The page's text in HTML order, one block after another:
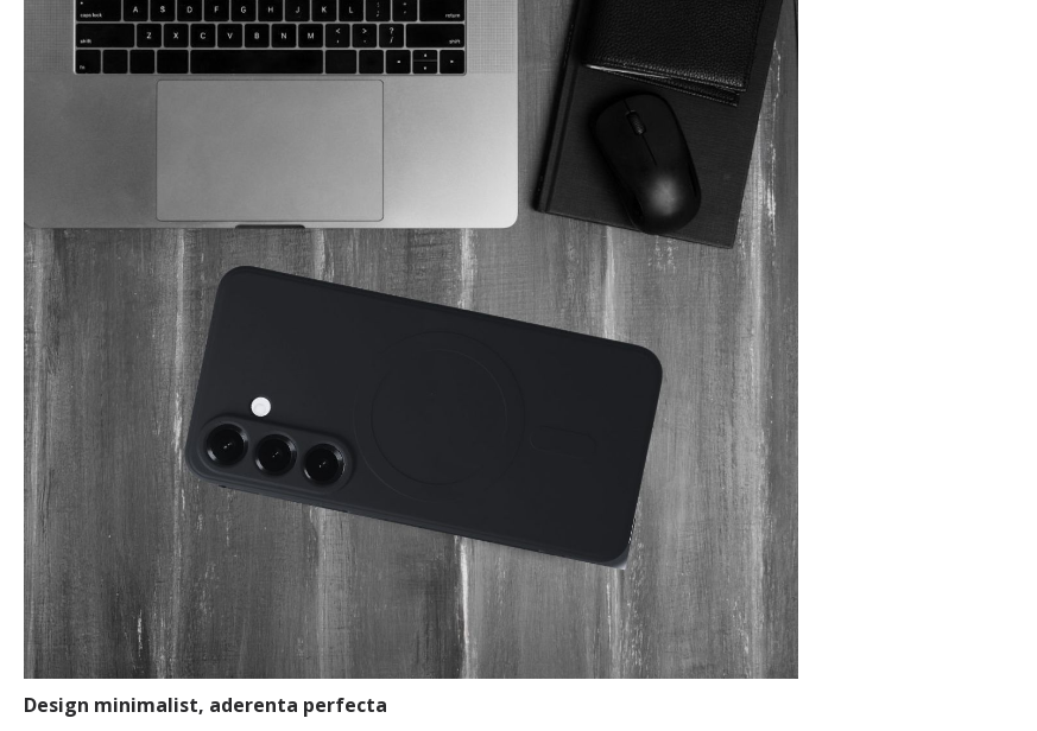
Design minimalist, aderenta perfecta